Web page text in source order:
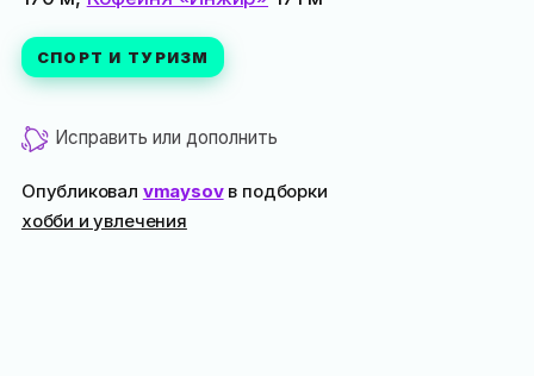
СПОРТ И ТУРИЗМ
Исправить или дополнить
Опубликовал vmaysovв подборки
хобби и увлечения